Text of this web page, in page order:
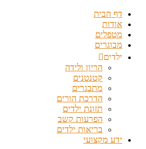
דף הבית
אודות
מטפלים
מבוגרים
ילדים
הריון ולידה
קטנטנים
מתבגרים
הדרכת הורים
תזונת ילדים
הפרעות קשב
בריאות ילדים
ידע מקצועי